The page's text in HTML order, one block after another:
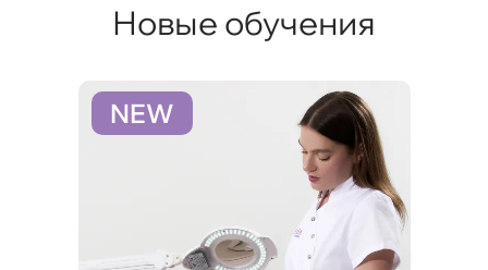
Новые обучения
NEW